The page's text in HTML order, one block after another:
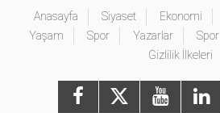
Anasayfa Siyaset Ekonomi
Yaşam
Spor Yazarlar Spor
Gizlilik İlkeleri